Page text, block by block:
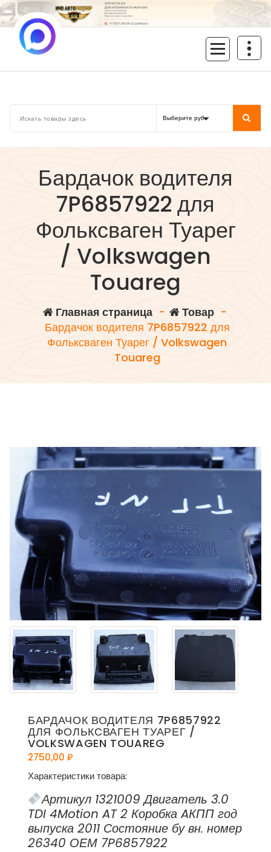
Перейти
к
содержимому
Бардачок водителя
7P6857922 для
Фольксваген Туарег
/ Volkswagen
Touareg
Главная страница- Товар-
Бардачок водителя 7P6857922 для
Фольксваген Туарег / Volkswagen
Touareg
БАРДАЧОК ВОДИТЕЛЯ 7P6857922
ДЛЯ ФОЛЬКСВАГЕН ТУАРЕГ /
VOLKSWAGEN TOUAREG
2750,00 ₽
Характеристики товара:
Артикул 1321009 Двигатель 3.0
TDI 4Motion AT 2 Коробка AКПП год
выпуска 2011 Состояние бу вн. номер
26340 ОЕМ 7P6857922